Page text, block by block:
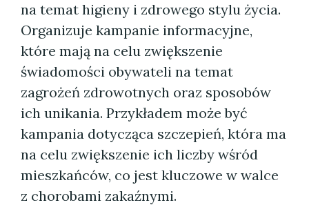
na temat higieny i zdrowego stylu życia.
Organizuje kampanie informacyjne,
które mają na celu zwiększenie
świadomości obywateli na temat
zagrożeń zdrowotnych oraz sposobów
ich unikania. Przykładem może być
kampania dotycząca szczepień, która ma
na celu zwiększenie ich liczby wśród
mieszkańców, co jest kluczowe w walce
z chorobami zakaźnymi.